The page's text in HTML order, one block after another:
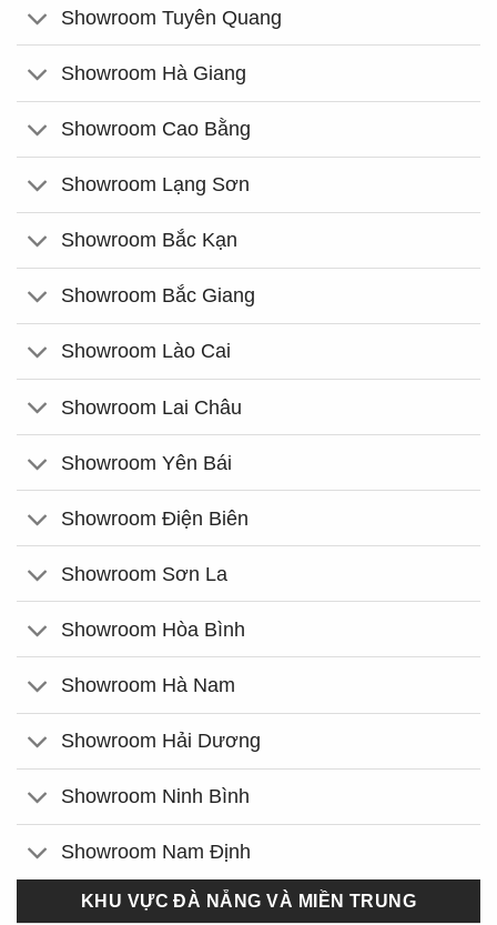
Showroom Tuyên Quang
Showroom Hà Giang
Showroom Cao Bằng
Showroom Lạng Sơn
Showroom Bắc Kạn
Showroom Bắc Giang
Showroom Lào Cai
Showroom Lai Châu
Showroom Yên Bái
Showroom Điện Biên
Showroom Sơn La
Showroom Hòa Bình
Showroom Hà Nam
Showroom Hải Dương
Showroom Ninh Bình
Showroom Nam Định
KHU VỰC ĐÀ NẴNG VÀ MIỀN TRUNG